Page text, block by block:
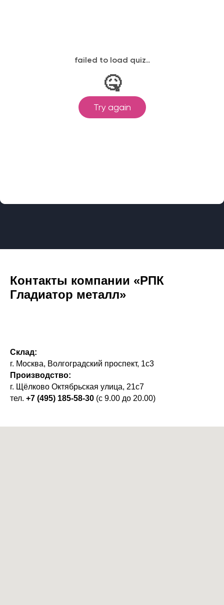
Контакты компании «РПК
Гладиатор металл»
Склад:
г. Москва, Волгоградский проспект, 1с3
Производство:
г. Щёлково Октябрьская улица, 21с7
тел. +7 (495) 185-58-30 (с 9.00 до 20.00)